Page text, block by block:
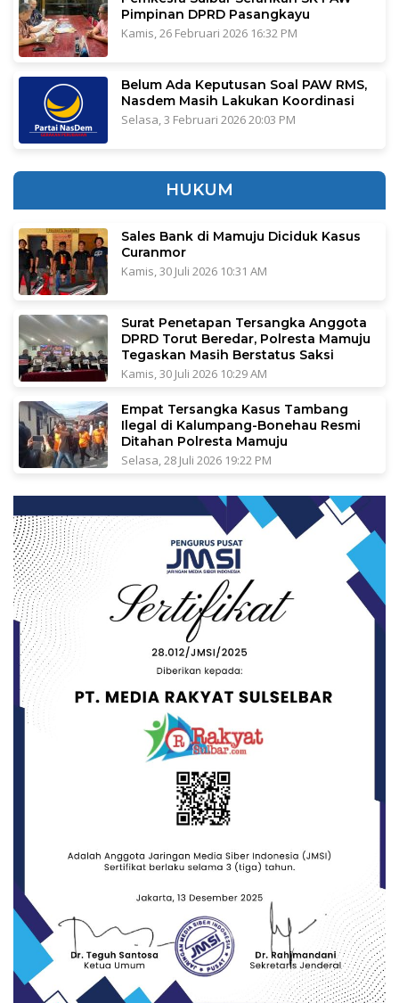
Pimpinan DPRD Pasangkayu
Kamis, 26 Februari 2026 16:32 PM
Belum Ada Keputusan Soal PAW RMS,
Nasdem Masih Lakukan Koordinasi
Selasa, 3 Februari 2026 20:03 PM
HUKUM
Sales Bank di Mamuju Diciduk Kasus
Curanmor
Kamis, 30 Juli 2026 10:31 AM
Surat Penetapan Tersangka Anggota
DPRD Torut Beredar, Polresta Mamuju
Tegaskan Masih Berstatus Saksi
Kamis, 30 Juli 2026 10:29 AM
Empat Tersangka Kasus Tambang
Ilegal di Kalumpang-Bonehau Resmi
Ditahan Polresta Mamuju
Selasa, 28 Juli 2026 19:22 PM